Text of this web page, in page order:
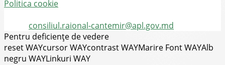
Politica cookie
consiliul.raional-cantemir@apl.gov.md
Pentru deficiențe de vedere
reset WAYcursor WAYcontrast WAYMarire Font WAYAlb
negru WAYLinkuri WAY